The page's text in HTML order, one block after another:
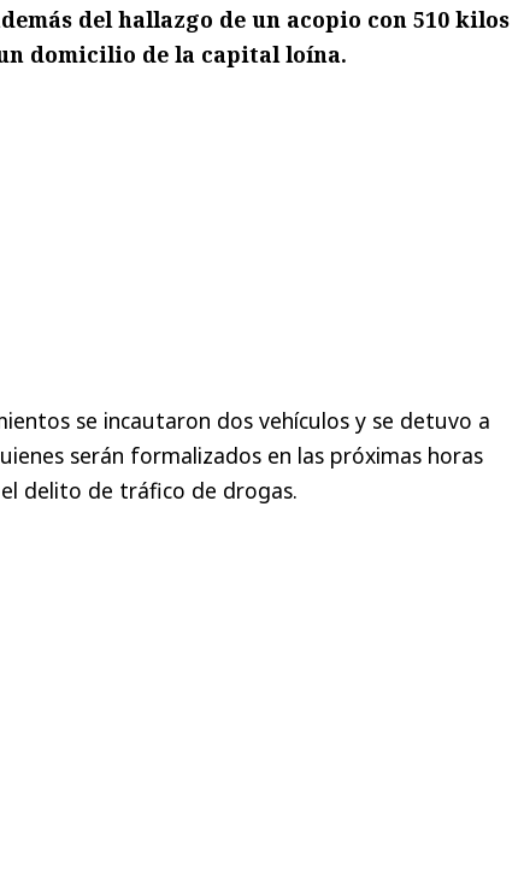
del hallazgo de un acopio con 510 kilos
domicilio de la capital loína.
se incautaron dos vehículos y se detuvo a
serán formalizados en las próximas horas
delito de tráfico de drogas.